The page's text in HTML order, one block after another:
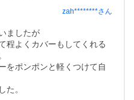
zah********さん
ましたが
程よくカバーもしてくれる
をポンポンと軽くつけて自